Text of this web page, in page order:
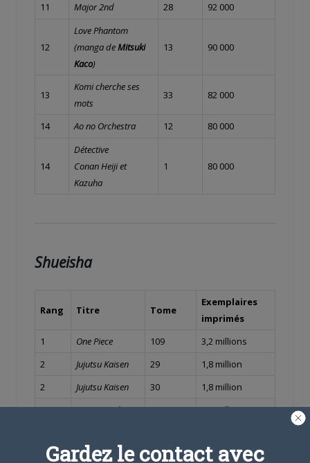
11 Major 2nd 28 92 000
12
Love Phantom
(manga deMitsuki
Kaco)
13 90 000
13
Komi cherche ses
mots
33 82 000
14 Ao no Orchestra 12 80 000
14
Détective
ConanHeiji et
Kazuha
1 80 000
Shueisha
Rang Titre Tome
Exemplaires
imprimés
1
One Piece 109
3,2 millions
2
Jujutsu Kaisen 29
1,8 million
2
Jujutsu Kaisen 30
1,8 million
3
SPY x Family 14
1,3 million
Kingdom 72 930 000
Gardez le contact avec